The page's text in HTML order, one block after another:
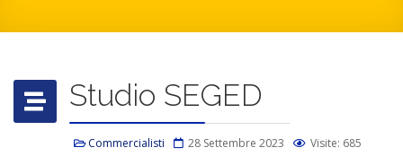
Studio SEGED
Commercialisti 28 Settembre 2023 Visite: 685